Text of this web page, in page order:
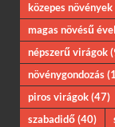
közepes növények
magas növésű
népszerű virágok
növénygondozás
piros virágok(47)
szabadidő(40)